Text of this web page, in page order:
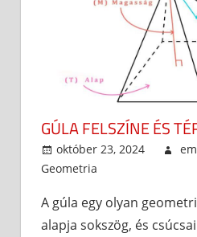
GÚLA FELSZÍNE ÉS
október 23, 2024
Geometria
A gúla egy olyan
alapja sokszög, és